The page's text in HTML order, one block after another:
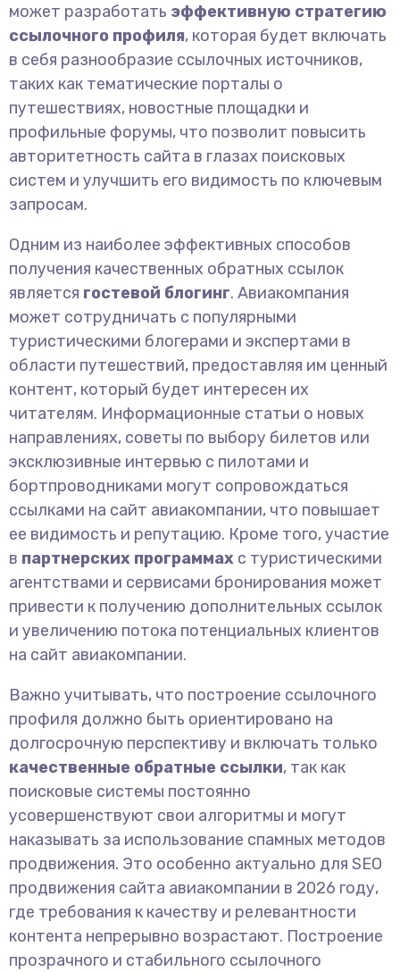
может разработать эффективную стратегию
ссылочного профиля, которая будет включать
в себя разнообразие ссылочных источников,
таких как тематические порталы о
путешествиях, новостные площадки и
профильные форумы, что позволит повысить
авторитетность сайта в глазах поисковых
систем и улучшить его видимость по ключевым
запросам.
Одним из наиболее эффективных способов
получения качественных обратных ссылок
является гостевой блогинг. Авиакомпания
может сотрудничать с популярными
туристическими блогерами и экспертами в
области путешествий, предоставляя им ценный
контент, который будет интересен их
читателям. Информационные статьи о новых
направлениях, советы по выбору билетов или
эксклюзивные интервью с пилотами и
бортпроводниками могут сопровождаться
ссылками на сайт авиакомпании, что повышает
ее видимость и репутацию. Кроме того, участие
в партнерских программах с туристическими
агентствами и сервисами бронирования может
привести к получению дополнительных ссылок
и увеличению потока потенциальных клиентов
на сайт авиакомпании.
Важно учитывать, что построение ссылочного
профиля должно быть ориентировано на
долгосрочную перспективу и включать только
качественные обратные ссылки, так как
поисковые системы постоянно
усовершенствуют свои алгоритмы и могут
наказывать за использование спамных методов
продвижения. Это особенно актуально для SEO
продвижения сайта авиакомпании в 2026 году,
где требования к качеству и релевантности
контента непрерывно возрастают. Построение
прозрачного и стабильного ссылочного